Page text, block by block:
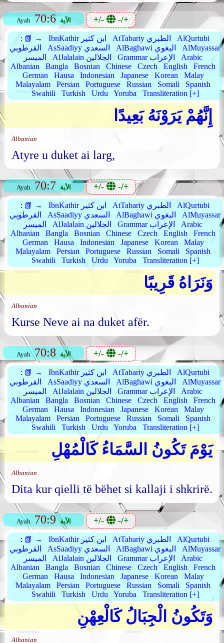
Ayah 70:6 الأية +/- -/+
: 📗 → IbnKathir ابن كثير AtTabariy الطبري
AlQurtubi
القرطوبي
AsSaadiyy السعدي AlBaghawi البغوي
AlMuyassar
الميسر
AlJalalain الجلالين Grammar الإعراب
Arabic
Albanian
Bangla Bosnian Chinese Czech English
French
German
Hausa Indonesian Japanese Korean
Malay
Malayalam
Persian Portuguese Russian Somali
Spanish
Swahili
Turkish Urdu Yoruba Transliteration [+]
إِنَّهُمْ يَرَوْنَهُ بَعِيدًا
Albanian
Atyre u duket ai larg,
Ayah 70:7 الأية +/- -/+
: 📗 → IbnKathir ابن كثير AtTabariy الطبري
AlQurtubi
القرطوبي
AsSaadiyy السعدي AlBaghawi البغوي
AlMuyassar
الميسر
AlJalalain الجلالين Grammar الإعراب
Arabic
Albanian
Bangla Bosnian Chinese Czech English
French
German
Hausa Indonesian Japanese Korean
Malay
Malayalam
Persian Portuguese Russian Somali
Spanish
Swahili
Turkish Urdu Yoruba Transliteration [+]
وَنَرَاهُ قَرِيبًا
Albanian
Kurse Neve ai na duket afër.
Ayah 70:8 الأية +/- -/+
: 📗 → IbnKathir ابن كثير AtTabariy الطبري
AlQurtubi
القرطوبي
AsSaadiyy السعدي AlBaghawi البغوي
AlMuyassar
الميسر
AlJalalain الجلالين Grammar الإعراب
Arabic
Albanian
Bangla Bosnian Chinese Czech English
French
German
Hausa Indonesian Japanese Korean
Malay
Malayalam
Persian Portuguese Russian Somali
Spanish
Swahili
Turkish Urdu Yoruba Transliteration [+]
يَوْمَ تَكُونُ السَّمَاءُ كَالْمُهْلِ
Albanian
Dita kur qielli të bëhet si kallaji i shkrirë.
Ayah 70:9 الأية +/- -/+
: 📗 → IbnKathir ابن كثير AtTabariy الطبري
AlQurtubi
القرطوبي
AsSaadiyy السعدي AlBaghawi البغوي
AlMuyassar
الميسر
AlJalalain الجلالين Grammar الإعراب
Arabic
Albanian
Bangla Bosnian Chinese Czech English
French
German
Hausa Indonesian Japanese Korean
Malay
Malayalam
Persian Portuguese Russian Somali
Spanish
Swahili
Turkish Urdu Yoruba Transliteration [+]
وَتَكُونُ الْجِبَالُ كَالْعِهْنِ
Albanian